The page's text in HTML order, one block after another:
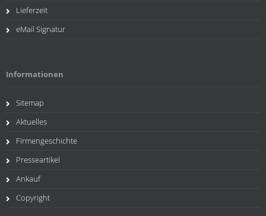
Lieferzeit
eMail Signatur
Informationen
Sitemap
Aktuelles
Firmengeschichte
Presseartikel
Ankauf
Copyright